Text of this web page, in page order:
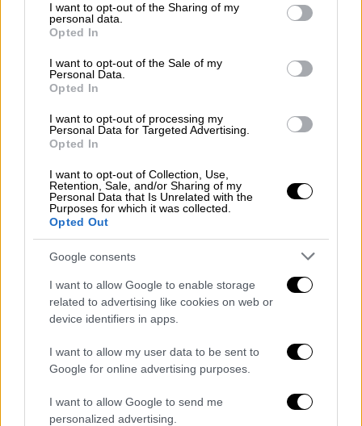
not limited to your visit or usage behaviour. You may click to
grant or deny consent to Google and its third-party tags to
use your data for below specified purposes in below Google
consent section.
I want to opt-out of the Sharing of my
personal data.
Opted In
I want to opt-out of the Sale of my
Personal Data.
Opted In
I want to opt-out of processing my
Personal Data for Targeted Advertising.
Opted In
I want to opt-out of Collection, Use,
Retention, Sale, and/or Sharing of my
Personal Data that Is Unrelated with the
Purposes for which it was collected.
Opted Out
Google consents
I want to allow Google to enable storage
related to advertising like cookies on web or
device identifiers in apps.
I want to allow my user data to be sent to
Google for online advertising purposes.
I want to allow Google to send me
personalized advertising.
Τεχνολογία|24.08.2025 06:21
Ο Mini «ξεναγεί» τους επισκέπτες
στη Βόλβη: Το ρομπότ-ξεναγός που
μιλάει 120 γλώσσες
προγραμματισμένες νέες υπηρεσίες και
χαρακτηριστικά, σύμφωνα με τους FT, όπως
δήλωσε οNorstrom
Οι αυξήσεις
Η εταιρεία δήλωσεότι θα αυξήσει την
μηνιαία τιμή της premium ατομικής
Σεπτέμβριο, καθώς επιδιώκει να βελτιώσει
τα περιθώρια κέρδους.
Ανέφερε ότι η τιμή θα αυξηθεί στα 11,99